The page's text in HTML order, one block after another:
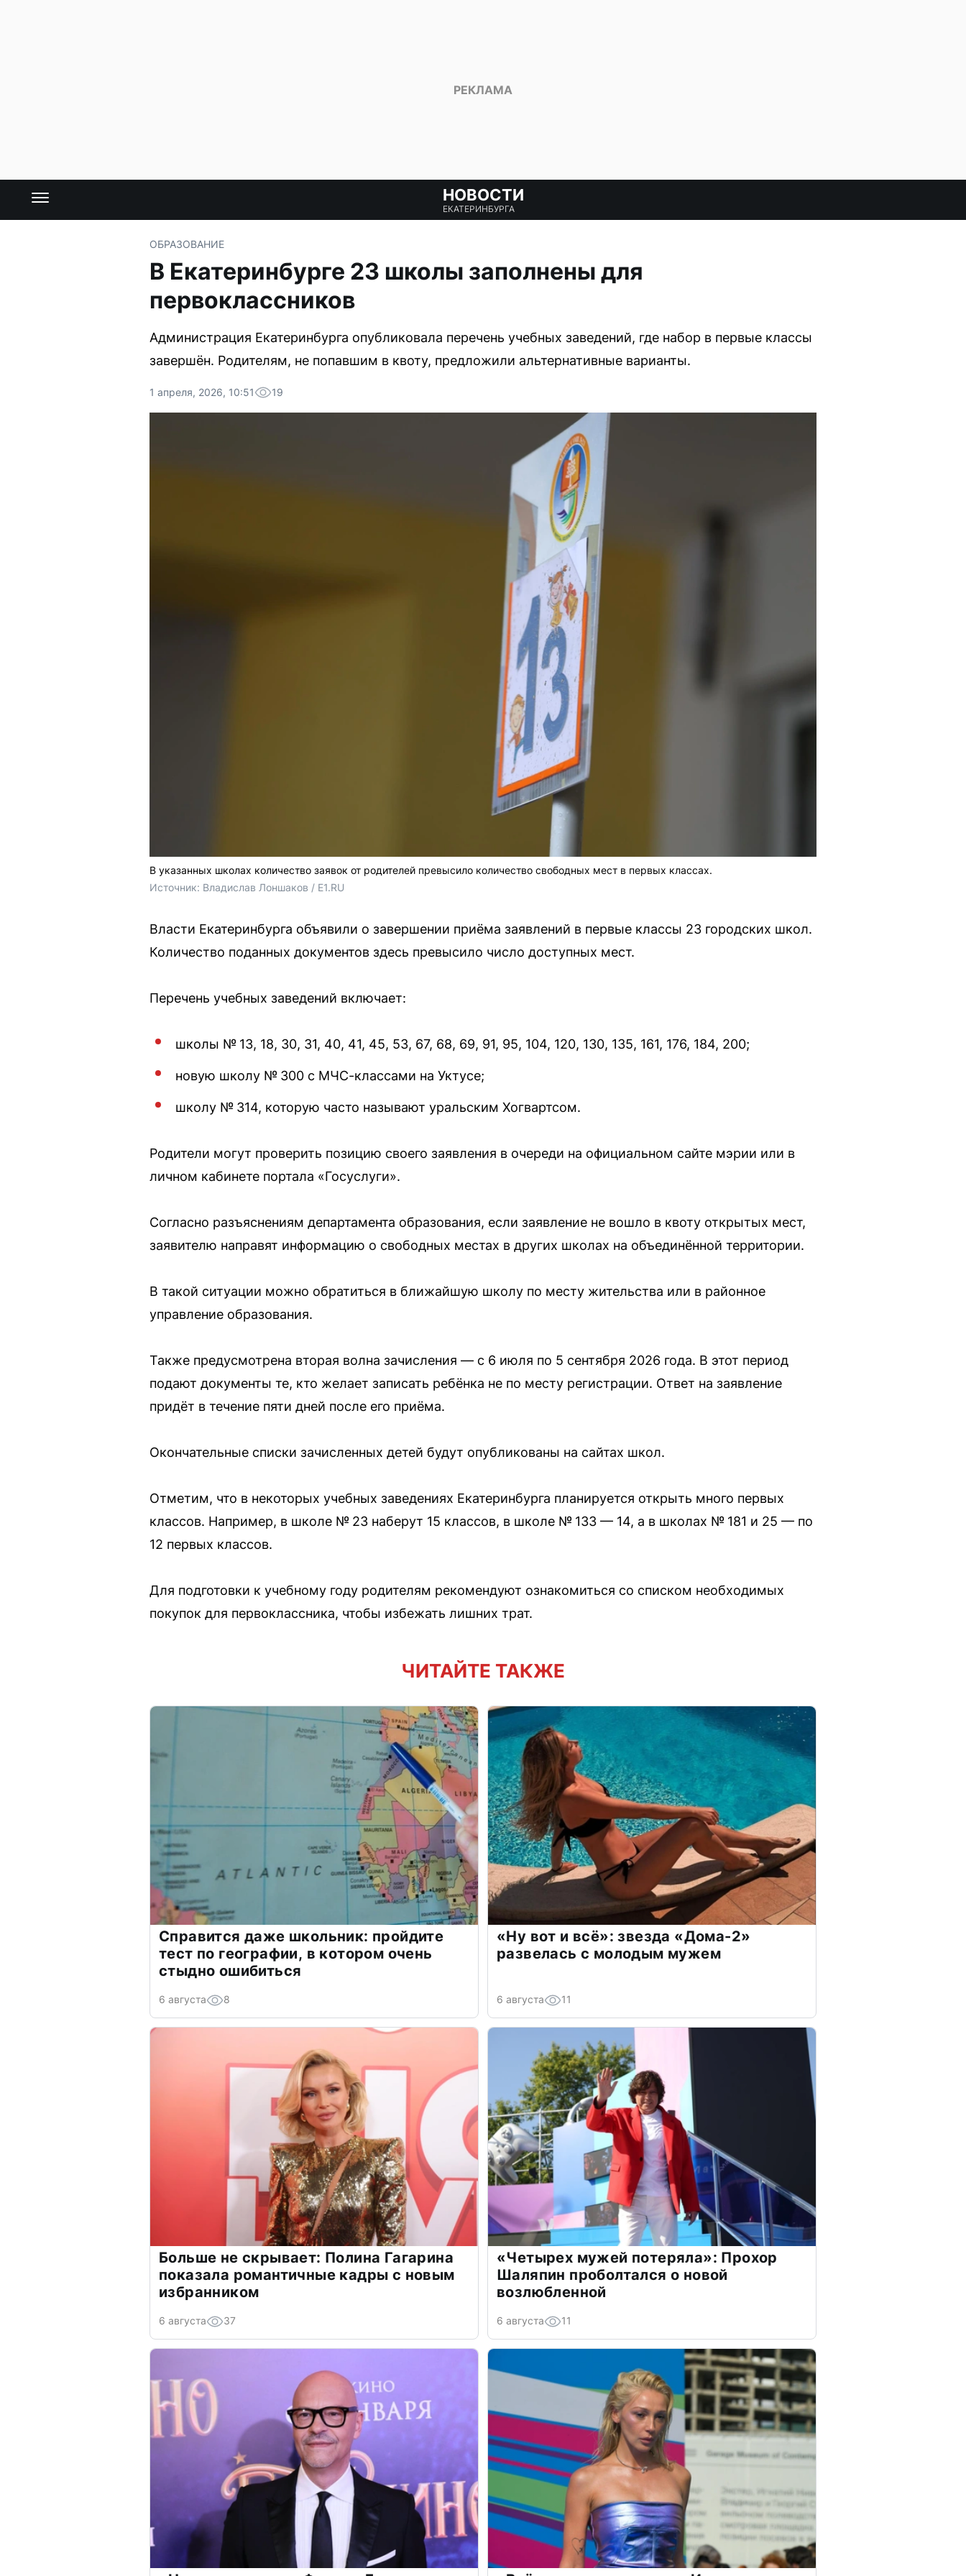
НОВОСТИ
ЕКАТЕРИНБУРГА
ОБРАЗОВАНИЕ
В Екатеринбурге 23 школы заполнены для
первоклассников
Администрация Екатеринбурга опубликовала перечень учебных заведений, где набор в первые классы
завершён. Родителям, не попавшим в квоту, предложили альтернативные варианты.
1 апреля, 2026, 10:51 19
В указанных школах количество заявок от родителей превысило количество свободных мест в первых классах.
Источник: Владислав Лоншаков / E1.RU
Власти Екатеринбурга объявили о завершении приёма заявлений в первые классы 23 городских школ.
Количество поданных документов здесь превысило число доступных мест.
Перечень учебных заведений включает:
школы № 13, 18, 30, 31, 40, 41, 45, 53, 67, 68, 69, 91, 95, 104, 120, 130, 135, 161, 176, 184, 200;
новую школу № 300 с МЧС-классами на Уктусе;
школу № 314, которую часто называют уральским Хогвартсом.
Родители могут проверить позицию своего заявления в очереди на официальном сайте мэрии или в
личном кабинете портала «Госуслуги».
Согласно разъяснениям департамента образования, если заявление не вошло в квоту открытых мест,
заявителю направят информацию о свободных местах в других школах на объединённой территории.
В такой ситуации можно обратиться в ближайшую школу по месту жительства или в районное
управление образования.
Также предусмотрена вторая волна зачисления — с 6 июля по 5 сентября 2026 года. В этот период
подают документы те, кто желает записать ребёнка не по месту регистрации. Ответ на заявление
придёт в течение пяти дней после его приёма.
Окончательные списки зачисленных детей будут опубликованы на сайтах школ.
Отметим, что в некоторых учебных заведениях Екатеринбурга планируется открыть много первых
классов. Например, в школе № 23 наберут 15 классов, в школе № 133 — 14, а в школах № 181 и 25 — по
12 первых классов.
Для подготовки к учебному году родителям рекомендуют ознакомиться со списком необходимых
покупок для первоклассника, чтобы избежать лишних трат.
ЧИТАЙТЕ ТАКЖЕ
Справится даже школьник: пройдите
тест по географии, в котором очень
стыдно ошибиться
6 августа 8
«Ну вот и всё»: звезда «Дома-2»
развелась с молодым мужем
6 августа 11
Больше не скрывает: Полина Гагарина
показала романтичные кадры с новым
избранником
6 августа 37
«Четырех мужей потеряла»: Прохор
Шаляпин проболтался о новой
возлюбленной
6 августа 11